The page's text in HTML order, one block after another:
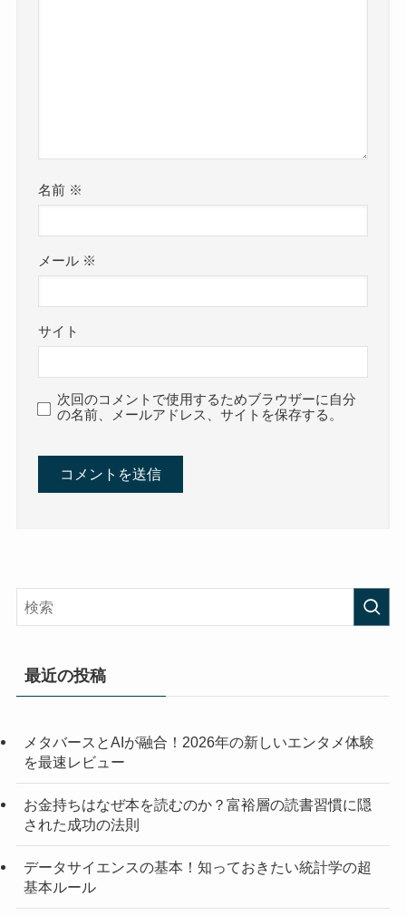
名前 ※
メール ※
サイト
次回のコメントで使用するためブラウザーに自分
の名前、メールアドレス、サイトを保存する。
最近の投稿
メタバースとAIが融合！2026年の新しいエンタメ体験
を最速レビュー
お金持ちはなぜ本を読むのか？富裕層の読書習慣に隠
された成功の法則
データサイエンスの基本！知っておきたい統計学の超
基本ルール